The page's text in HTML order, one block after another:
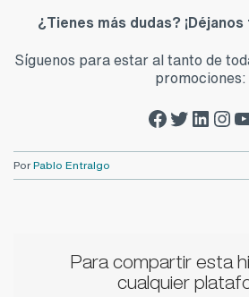
¿Tienes más dudas?
Síguenos para estar al tanto de
promociones:
Facebook Zalba-Caldú
Twitter Zalba-Caldú
LinkedIn Zalba-Caldú
Instagram
PorPablo Entralgo
Para compartir esta
cualquier